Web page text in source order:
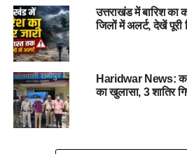
आपको बता दें कि केशव नेगी मूल रूप से
रहने वाले हैं। जो कि दिल्ली में रहकर
पत्नी और बच्चे शामिल हैं। उनकी बेटी
फिलहाल तीस हजारी कोर्ट में प्रैक्टिस कर
उत्तराखंड में बारिश
जिलों में अलर्ट, देखें पूरी
Haridwar News:
का खुलासा, 3 शातिर